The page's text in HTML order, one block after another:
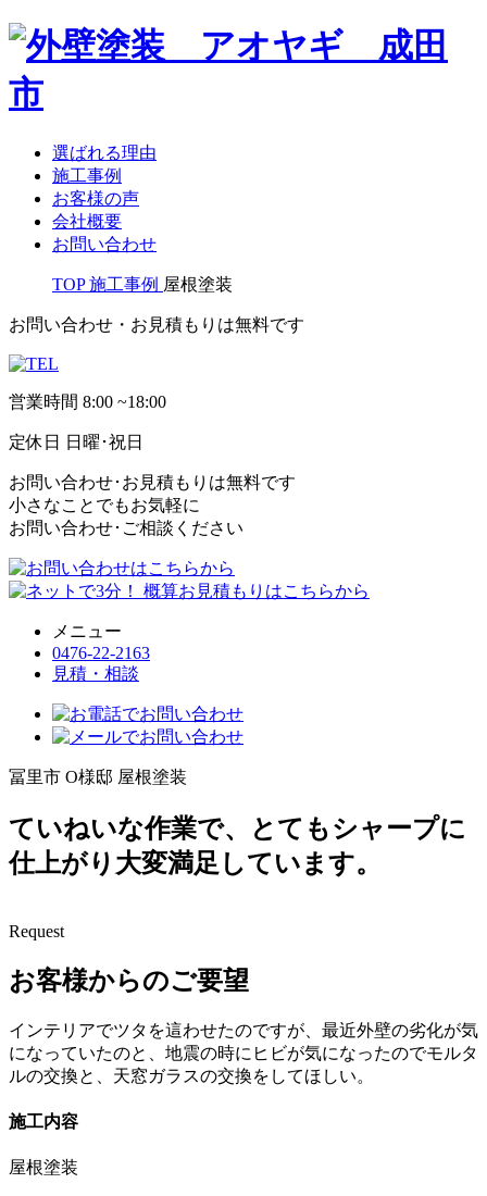
選ばれる理由
施工事例
お客様の声
会社概要
お問い合わせ
TOP 施工事例 屋根塗装
お問い合わせ・お見積もりは無料です
営業時間 8:00 ~18:00
定休日 日曜･祝日
お問い合わせ･お見積もりは無料です
小さなことでもお気軽に
お問い合わせ･ご相談ください
メニュー
0476-22-2163
見積・相談
冨里市 O様邸 屋根塗装
ていねいな作業で、とてもシャープに
仕上がり大変満足しています。
Request
お客様からのご要望
インテリアでツタを這わせたのですが、最近外壁の劣化が気
になっていたのと、地震の時にヒビが気になったのでモルタ
ルの交換と、天窓ガラスの交換をしてほしい。
施工内容
屋根塗装